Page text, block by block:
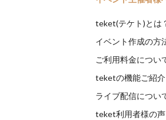
teket(テケト)とは
イベント作成の方
ご利用料金につい
teketの機能ご紹介
ライブ配信につい
teket利用者様の